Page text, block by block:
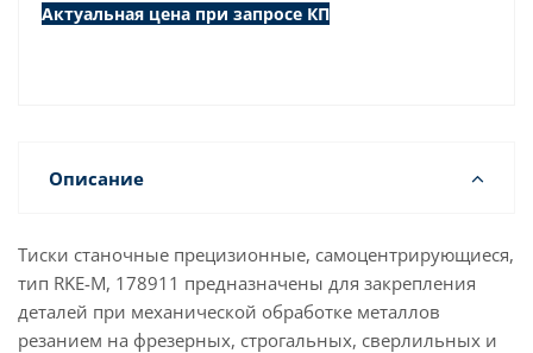
Актуальная цена при запросе КП
Описание
Тиски станочные прецизионные, самоцентрирующиеся,
тип RKE-M, 178911 предназначены для закрепления
деталей при механической обработке металлов
резанием на фрезерных, строгальных, сверлильных и